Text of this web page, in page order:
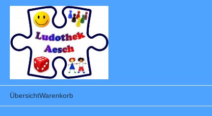
ÜbersichtWarenkorb